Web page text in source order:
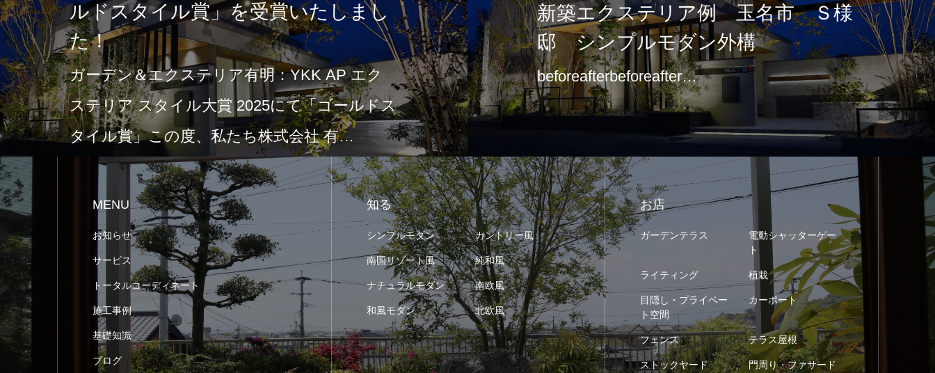
ルドスタイル賞」を受賞いたしまし
た！
ガーデン＆エクステリア有明：YKK AP エク
ステリア スタイル大賞 2025にて「ゴールドス
タイル賞」この度、私たち株式会社 有…
新築エクステリア例 玉名市 Ｓ様
邸 シンプルモダン外構
beforeafterbeforeafter…
MENU
お知らせ
サービス
トータルコーディネート
施工事例
基礎知識
ブログ
知る
シンプルモダン カントリー風
南国リゾート風 純和風
ナチュラルモダン 南欧風
和風モダン 北欧風
お店
ガーデンテラス
電動シャッターゲー
ト
ライティング 植栽
目隠し・プライベー
ト空間
カーポート
フェンス テラス屋根
ストックヤード 門周り・ファサード